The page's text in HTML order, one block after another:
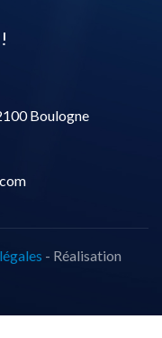
Boulogne
- Réalisation